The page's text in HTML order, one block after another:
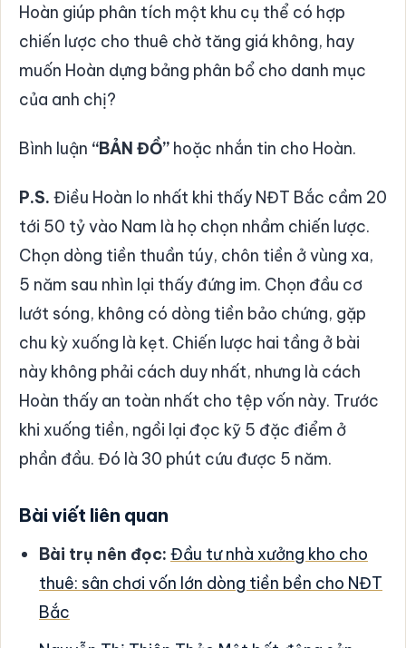
Hoàn giúp phân tích một khu cụ thể có hợp
chiến lược cho thuê chờ tăng giá không, hay
muốn Hoàn dựng bảng phân bổ cho danh mục
của anh chị?
Bình luận “BẢN ĐỒ” hoặc nhắn tin cho Hoàn.
P.S. Điều Hoàn lo nhất khi thấy NĐT Bắc cầm 20
tới 50 tỷ vào Nam là họ chọn nhầm chiến lược.
Chọn dòng tiền thuần túy, chôn tiền ở vùng xa,
5 năm sau nhìn lại thấy đứng im. Chọn đầu cơ
lướt sóng, không có dòng tiền bảo chứng, gặp
chu kỳ xuống là kẹt. Chiến lược hai tầng ở bài
này không phải cách duy nhất, nhưng là cách
Hoàn thấy an toàn nhất cho tệp vốn này. Trước
khi xuống tiền, ngồi lại đọc kỹ 5 đặc điểm ở
phần đầu. Đó là 30 phút cứu được 5 năm.
Bài viết liên quan
Bài trụ nên đọc: Đầu tư nhà xưởng kho cho
thuê: sân chơi vốn lớn dòng tiền bền cho NĐT
Bắc